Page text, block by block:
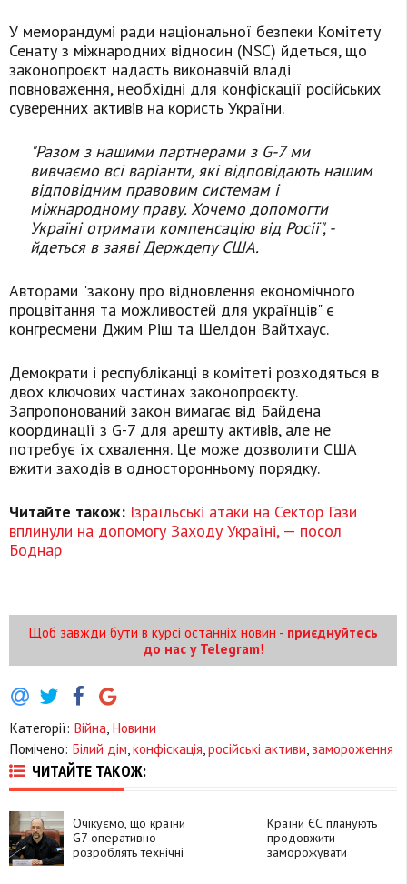
У меморандумі ради національної безпеки Комітету
Сенату з міжнародних відносин (NSC) йдеться, що
законопроєкт надасть виконавчій владі
повноваження, необхідні для конфіскації російських
суверенних активів на користь України.
"Разом з нашими партнерами з G-7 ми
вивчаємо всі варіанти, які відповідають нашим
відповідним правовим системам і
міжнародному праву. Хочемо допомогти
Україні отримати компенсацію від Росії", -
йдеться в заяві Держдепу США.
Авторами "закону про відновлення економічного
процвітання та можливостей для українців" є
конгресмени Джим Ріш та Шелдон Вайтхаус.
Демократи і республіканці в комітеті розходяться в
двох ключових частинах законопроєкту.
Запропонований закон вимагає від Байдена
координації з G-7 для арешту активів, але не
потребує їх схвалення. Це може дозволити США
вжити заходів в односторонньому порядку.
Читайте також: Ізраїльські атаки на Сектор Гази
вплинули на допомогу Заходу Україні, — посол
Боднар
Щоб завжди бути в курсі останніх новин - приєднуйтесь
до нас у Telegram!
Категорії: Війна, Новини
Помічено: Білий дім,конфіскація,російські активи, замороження
ЧИТАЙТЕ ТАКОЖ:
Очікуємо, що країни
G7 оперативно
розроблять технічні
Країни ЄС планують
продовжити
заморожувати